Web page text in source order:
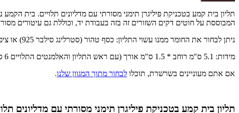
תליון בית קמע בטכניקת פיליגרן תימני מסורתי עם מדליונים תלויים. בית
המבוססת על חוטים דקים השזורים זה בזה בעבודת יד, וכוללת גם עיטורים
ניתן לבחור את החומר ממנו עשוי התליון: כסף טהור (סטרלינג סילבר 925) או ציפוי זהב. ניתן גם להזמין קלף עם ברכה שיגיע יחד עם התליון.
מידות: 5.1 ס"מ רוחב * 1.5 ס"מ אורך (עם ראש התליון והאלמנטים התלויים 6 ס"מ אורך).
אם אתם מעוניינים בשרשרת, תוכלו לבחור מתוך המגוון שלנו.
תליון בית קמע בטכניקת פיליגרן תימני מסורתי עם מדליונים